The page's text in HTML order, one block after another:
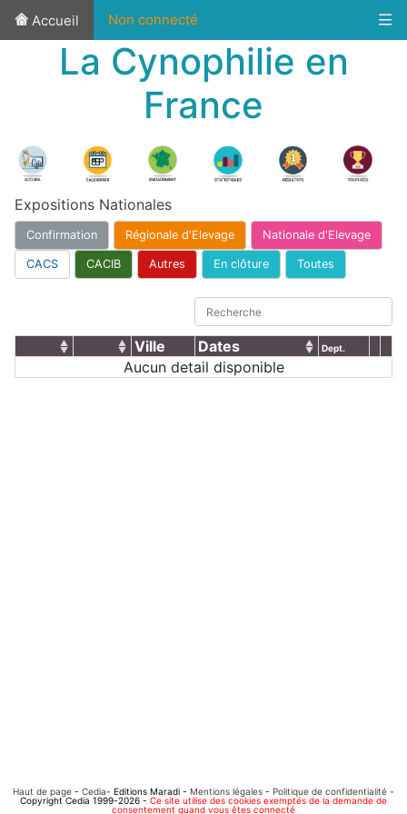
Accueil Non connecté
La Cynophilie en
France
Expositions Nationales
Confirmation Régionale d'Elevage Nationale d'Elevage
CACS CACIB Autres En clôture Toutes
Ville Dates Dept.
Aucun detail disponible
Haut de page - Cedia- Editions Maradi - Mentions légales - Politique de confidentialité -
Copyright Cedia 1999-2026 - Ce site utilise des cookies exemptés de la demande de
consentement quand vous êtes connecté